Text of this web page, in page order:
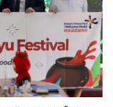
thời sự
đêm khuya
tình yêu
cho bé
tâm hồn